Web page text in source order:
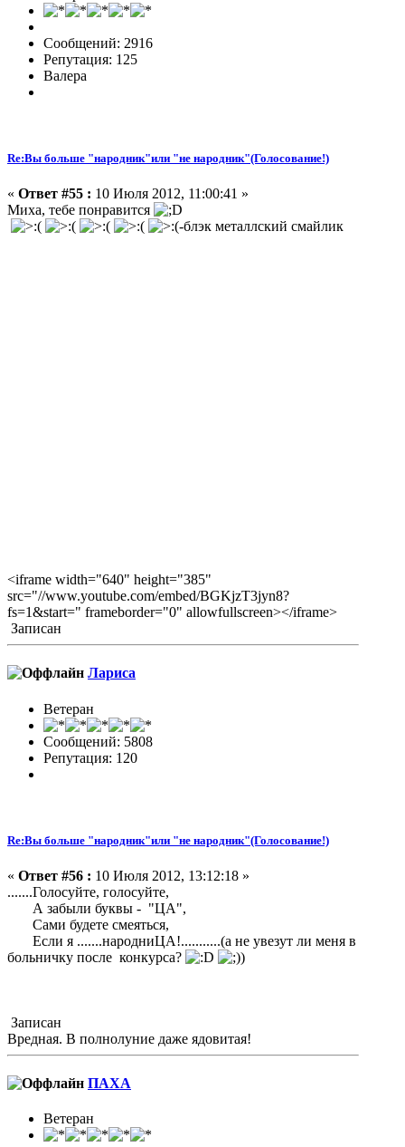
Сообщений: 2916
Репутация: 125
Валера
Re:Вы больше "народник"или "не народник"(Голосование!)
« Ответ #55 : 10 Июля 2012, 11:00:41 »
Миха, тебе понравится
-блэк металлский смайлик
<iframe width="640" height="385"
src="//www.youtube.com/embed/BGKjzT3jyn8?
fs=1&start=" frameborder="0" allowfullscreen></iframe>
Записан
Лариса
Ветеран
Сообщений: 5808
Репутация: 120
Re:Вы больше "народник"или "не народник"(Голосование!)
« Ответ #56 : 10 Июля 2012, 13:12:18 »
.......Голосуйте, голосуйте,
А забыли буквы - "ЦА",
Сами будете смеяться,
Если я .......народниЦА!...........(а не увезут ли меня в
больничку после конкурса?
)
Записан
Вредная. В полнолуние даже ядовитая!
ПАХА
Ветеран